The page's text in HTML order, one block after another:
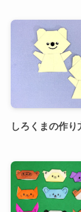
しろくまの作り